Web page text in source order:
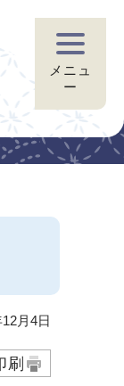
メニュ
ー
月4日
刷